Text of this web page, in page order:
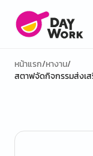
หน้าแรก/หางาน/
สตาฟจัดกิจกรรมส่งเ